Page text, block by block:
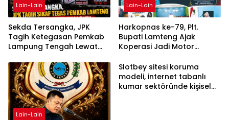
Lain-Lain
Sekda Tersangka, JPK
Tagih Ketegasan Pemkab
Lampung Tengah Lewat
Lain-Lain
Harkopnas ke-79, Plt.
Bupati Lamteng Ajak
Koperasi Jadi Motor
Lain-Lain
Slotbey sitesi koruma
modeli, internet tabanlı
kumar sektöründe kişisel